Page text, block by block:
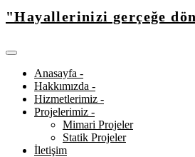
"Hayallerinizi gerçeğe
Anasayfa -
Hakkımızda -
Hizmetlerimiz -
Projelerimiz -
Mimari Projeler
Statik Projeler
İletişim